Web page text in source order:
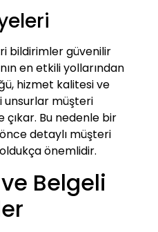
bildirimler güvenilir
en etkili yollarından
hizmet kalitesi ve
unsurlar müşteri
çıkar. Bu nedenle bir
detaylı müşteri
önemlidir.
Belgeli